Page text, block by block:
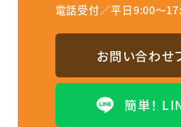
電話受付／平日9:00～
お問い合わせ
簡単！